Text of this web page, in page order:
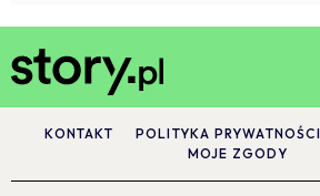
KONTAKT POLITYKA PRYWATNOŚCI
MOJE ZGODY